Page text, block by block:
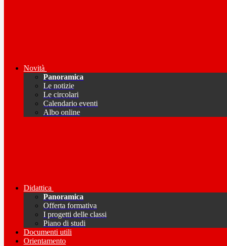
Novità
Panoramica
Le notizie
Le circolari
Calendario eventi
Albo online
Didattica
Panoramica
Offerta formativa
I progetti delle classi
Piano di studi
Documenti utili
Orientamento